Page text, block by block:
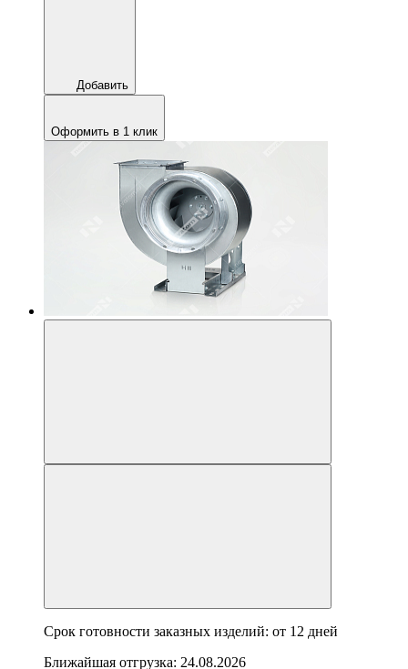
Добавить
Оформить в 1 клик
Срок готовности заказных изделий: от 12 дней
Ближайшая отгрузка: 24.08.2026